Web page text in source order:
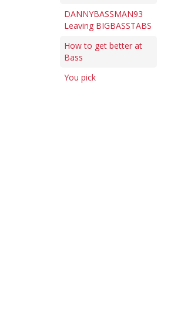
DANNYBASSMAN93
Leaving BIGBASSTABS
How to get better at
Bass
You pick